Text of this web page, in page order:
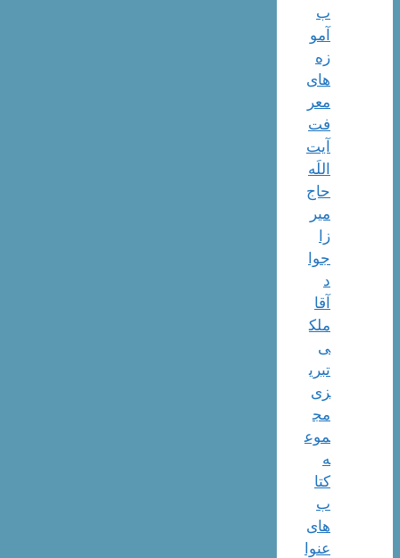
ب
آمو
زه
های
معر
فت
آیت
اللَه
حاج
میر
زا
جوا
آقا
ملک
ی
تبری
زی
مج
موع
ه
کتا
ب
های
عنوا